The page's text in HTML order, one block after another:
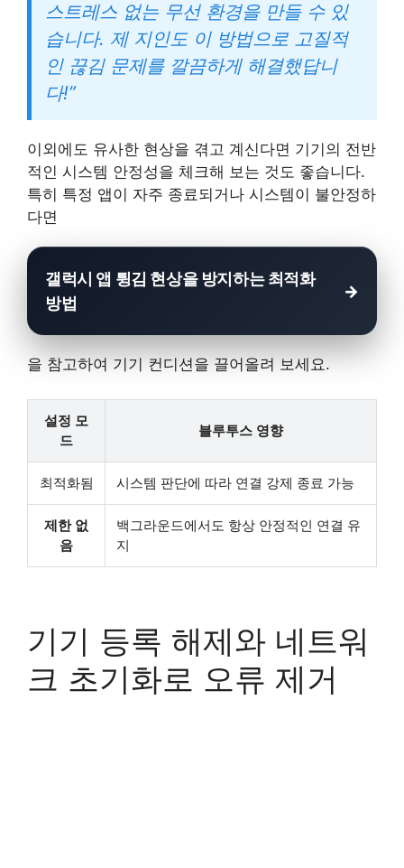
스트레스 없는 무선 환경을 만들 수 있
습니다. 제 지인도 이 방법으로 고질적
인 끊김 문제를 깔끔하게 해결했답니
다!”
이외에도 유사한 현상을 겪고 계신다면 기기의 전반
적인 시스템 안정성을 체크해 보는 것도 좋습니다.
특히 특정 앱이 자주 종료되거나 시스템이 불안정하
다면
갤럭시 앱 튕김 현상을 방지하는 최적화
방법
을 참고하여 기기 컨디션을 끌어올려 보세요.
설정 모
드
블루투스 영향
최적화됨 시스템 판단에 따라 연결 강제 종료 가능
제한 없
음
백그라운드에서도 항상 안정적인 연결 유
지
기기 등록 해제와 네트워
크 초기화로 오류 제거